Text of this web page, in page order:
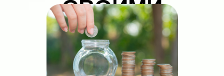
СВОИМИ
РУКАМИ